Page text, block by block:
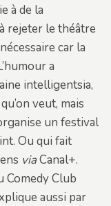
à de la
rejeter le théâtre
car la
a
intelligentsia,
veut, mais
un festival
Ou qui fait
viaCanal+.
Comedy Club
aussi par